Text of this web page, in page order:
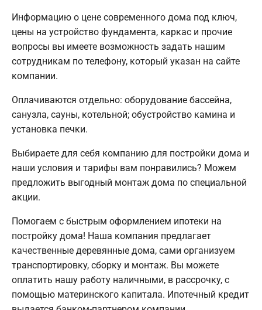
Информацию о цене современного дома под ключ,
цены на устройство фундамента, каркас и прочие
вопросы вы имеете возможность задать нашим
сотрудникам по телефону, который указан на сайте
компании.
Оплачиваются отдельно: оборудование бассейна,
санузла, сауны, котельной; обустройство камина и
установка печки.
Выбираете для себя компанию для постройки дома и
наши условия и тарифы вам понравились? Можем
предложить выгодный монтаж дома по специальной
акции.
Помогаем с быстрым оформлением ипотеки на
постройку дома! Наша компания предлагает
качественные деревянные дома, сами организуем
транспортировку, сборку и монтаж. Вы можете
оплатить нашу работу наличными, в рассрочку, с
помощью материнского капитала. Ипотечный кредит